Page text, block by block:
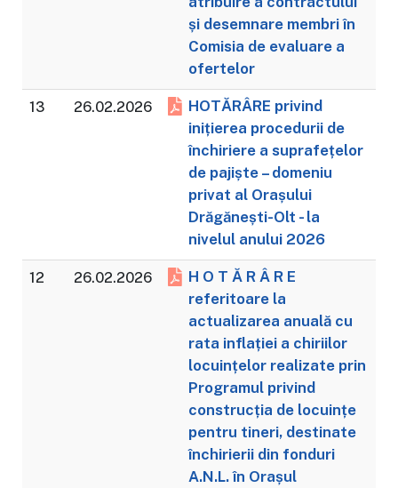
și desemnare membri în
Comisia de evaluare a
ofertelor
13 26.02.2026
HOTĂRÂRE privind
inițierea procedurii de
închiriere a suprafețelor
de pajiște – domeniu
privat al Orașului
Drăgănești-Olt - la
nivelul anului 2026
12 26.02.2026
H O T Ă R Â R E
referitoare la
actualizarea anuală cu
rata inflației a chiriilor
locuințelor realizate prin
Programul privind
construcția de locuințe
pentru tineri, destinate
închirierii din fonduri
A.N.L. în Orașul